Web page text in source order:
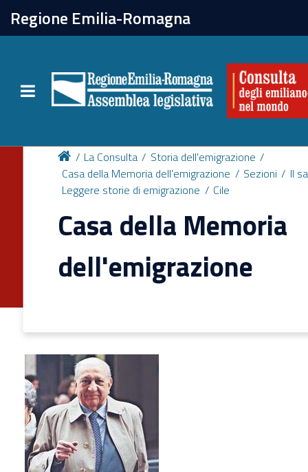
Regione Emilia-Romagna
Toggle navigation
chiudi
Attività
Per chi vive all'estero
Newsletter
La Consulta
Storia dell'emigrazione
Casa della Memoria dell'emigrazione
Sezioni
Il
Leggere storie di emigrazione
Cile
Casa della Memoria
dell'emigrazione